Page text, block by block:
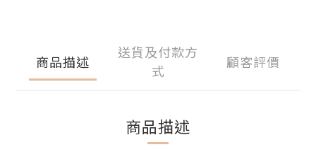
商品描述
送貨及付款方
式
顧客評價
商品描述